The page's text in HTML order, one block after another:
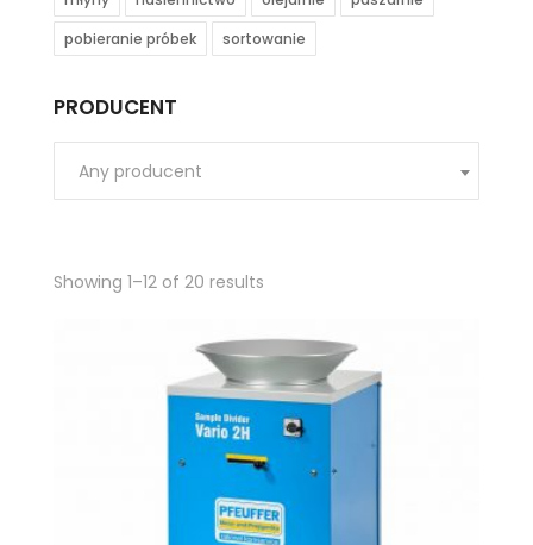
Showing 1–12 of 20 results
pobieranie próbek
sortowanie
PRODUCENT
Any producent